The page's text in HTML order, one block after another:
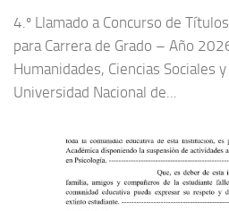
4.º Llamado a Concurso de
para Carrera de Grado – Año
Humanidades, Ciencias Sociales
Universidad Nacional de...